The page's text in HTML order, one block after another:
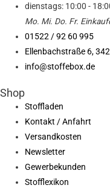
dienstags: 10:00 -
Mo. Mi. Do. Fr.
01522 / 92 60 995
Ellenbachstraße 6,
info@stoffebox.de
Shop
Stoffladen
Kontakt / Anfahrt
Versandkosten
Newsletter
Gewerbekunden
Stofflexikon